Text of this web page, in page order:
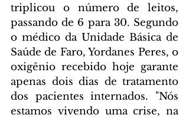
triplicou o número de leitos,
passando de 6 para 30. Segundo
o médico da Unidade Básica de
Saúde de Faro, Yordanes Peres, o
oxigênio recebido hoje garante
apenas dois dias de tratamento
dos pacientes internados. "Nós
estamos vivendo uma crise, na